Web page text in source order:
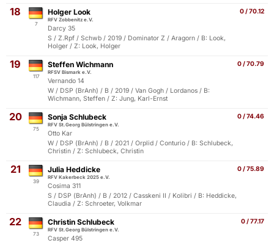
18
7
0 / 70.12
Holger Look
RFV Zobbenitz e.V.
Darcy 35
S / Z.Rpf / Schwb / 2019 / Dominator Z / Aragorn / B: Look,
Holger / Z: Look, Holger
19
117
0 / 70.79
Steffen Wichmann
RFSV Bismark e.V.
Vernando 14
W / DSP (BrAnh) / B / 2019 / Van Gogh / Lordanos / B:
Wichmann, Steffen / Z: Jung, Karl-Ernst
20
75
0 / 74.46
Sonja Schlubeck
RFV St.Georg Bülstringen e.V.
Otto Kar
W / DSP (BrAnh) / B / 2021 / Orplid / Conturio / B: Schlubeck,
Christin / Z: Schlubeck, Christin
21
39
0 / 75.89
Julia Heddicke
RFV Kakerbeck 2025 e.V.
Cosima 311
S / DSP (BrAnh) / B / 2012 / Casskeni II / Kolibri / B: Heddicke,
Claudia / Z: Schroeter, Volkmar
22
73
0 / 77.17
Christin Schlubeck
RFV St.Georg Bülstringen e.V.
Casper 495